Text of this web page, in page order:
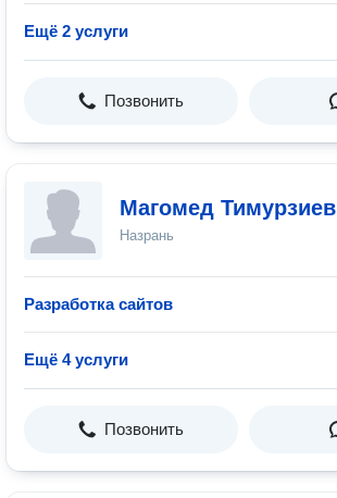
Ещё 2 услуги
Позвонить
Магомед Тимурзиев
Назрань
Разработка сайтов
Ещё 4 услуги
Позвонить